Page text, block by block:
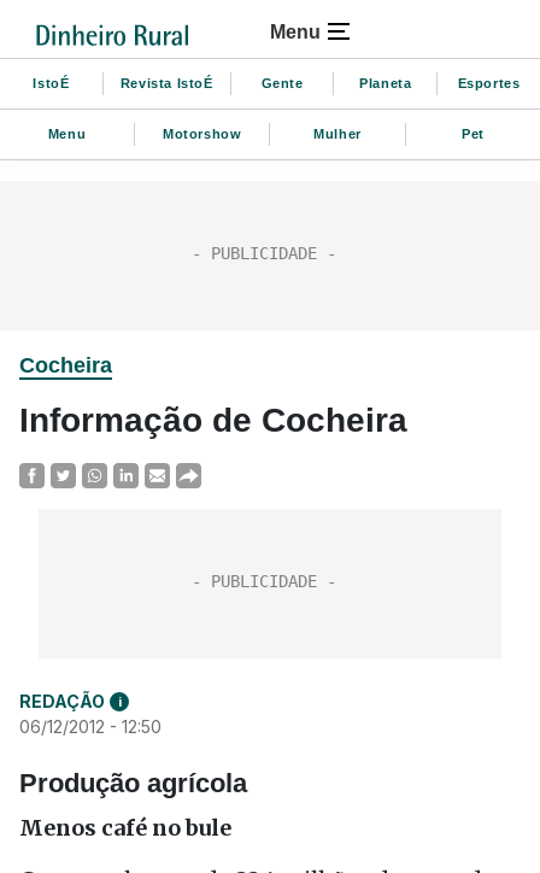
Menu
IstoÉ Revista IstoÉ Gente Planeta Esportes
Menu Motorshow Mulher Pet
Cocheira
Informação de Cocheira
REDAÇÃO i
06/12/2012 - 12:50
Produção agrícola
Menos café no bule